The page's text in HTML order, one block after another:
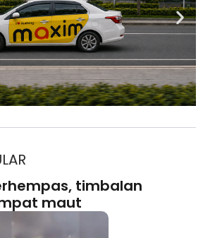
2026
timbalan
maut